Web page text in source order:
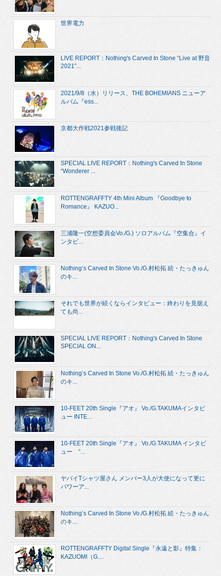
世界電力
LIVE REPORT：Nothing's Carved In Stone “Live at 野音
2021”...
2021/9/8（水）リリース、THE BOHEMIANS ニューア
ルバム『ess...
京都大作戦2021参戦後記
SPECIAL LIVE REPORT：Nothing's Carved In Stone
“Wonderer ...
ROTTENGRAFFTY 4th Mini Album 『Goodbye to
Romance』 KAZUO...
三浦隆一(空想委員会Vo./G.) ソロアルバム『空集合』イ
ンタビ...
Nothing’s Carved In Stone Vo./G.村松拓 続・たっきゅん
のキ...
それでも世界が続くならインタビュー：終わりを見据え
ても尚...
SPECIAL LIVE REPORT：Nothing's Carved In Stone
SPECIAL ON...
Nothing’s Carved In Stone Vo./G.村松拓 続・たっきゅん
のキ...
10-FEET 20th Single『アオ』 Vo./G.TAKUMAインタビ
ュー INTE...
10-FEET 20th Single『アオ』 Vo./G.TAKUMA インタビ
ュー “...
ヤバイTシャツ屋さん メンバー3人が大使になって更に
パワーア...
Nothing’s Carved In Stone Vo./G.村松拓 続・たっきゅん
のキ...
ROTTENGRAFFTY Digital Single『永遠と影』特集：
KAZUOMI（G....